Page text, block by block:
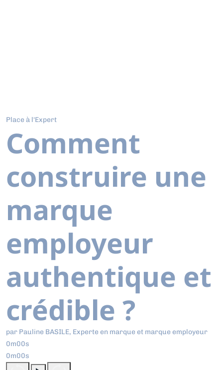
Place à l'Expert
Comment
construire une
marque
employeur
authentique et
crédible ?
par Pauline BASILE, Experte en marque et marque employeur
0m00s
0m00s